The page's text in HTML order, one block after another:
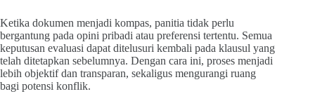
Ketika dokumen menjadi kompas, panitia tidak perlu
bergantung pada opini pribadi atau preferensi tertentu. Semua
keputusan evaluasi dapat ditelusuri kembali pada klausul yang
telah ditetapkan sebelumnya. Dengan cara ini, proses menjadi
lebih objektif dan transparan, sekaligus mengurangi ruang
bagi potensi konflik.